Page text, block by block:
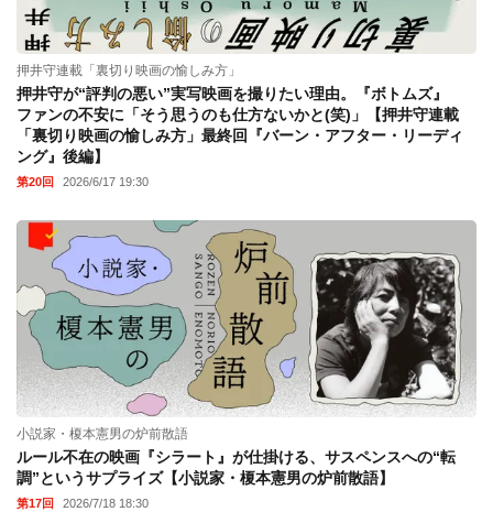
押井守連載「裏切り映画の愉しみ方」
押井守が“評判の悪い”実写映画を撮りたい理由。『ボトムズ』
ファンの不安に「そう思うのも仕方ないかと(笑)」【押井守連載
「裏切り映画の愉しみ方」最終回『バーン・アフター・リーディ
ング』後編】
第20回 2026/6/17 19:30
小説家・榎本憲男の炉前散語
ルール不在の映画『シラート』が仕掛ける、サスペンスへの“転
調”というサプライズ【小説家・榎本憲男の炉前散語】
第17回 2026/7/18 18:30